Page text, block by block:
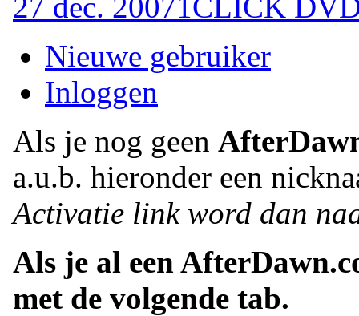
Nieuwe gebruiker
Inloggen
Als je nog geen
a.u.b. hieronder een
Activatie link word dan
Als je al een
met de volgende tab.